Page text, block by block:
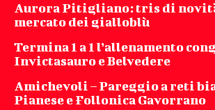
Aurora Pitigliano: tris di
mercato dei gialloblù
Termina 1 a 1 l’allenamento
Invictasauro e Belvedere
Amichevoli – Pareggio a reti
Pianese e Follonica Gavorrano